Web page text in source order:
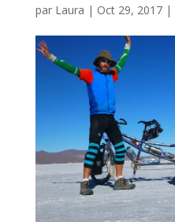
par Laura | Oct 29, 2017|